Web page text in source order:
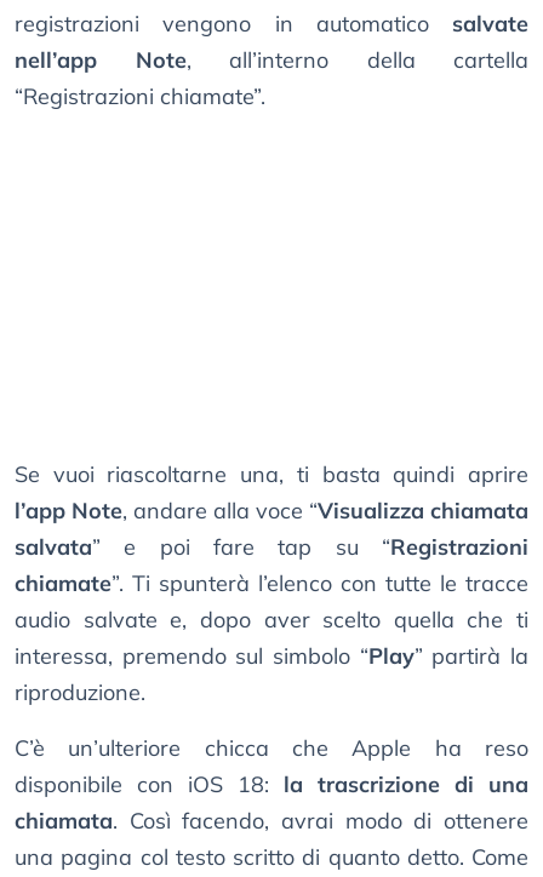
registrazioni vengono in automatico salvate
nell’app Note, all’interno della cartella
“Registrazioni chiamate”.
Se vuoi riascoltarne una, ti basta quindi aprire
l’app Note, andare alla voce “Visualizza chiamata
salvata” e poi fare tap su “Registrazioni
chiamate”. Ti spunterà l’elenco con tutte le tracce
audio salvate e, dopo aver scelto quella che ti
interessa, premendo sul simbolo “Play” partirà la
riproduzione.
C’è un’ulteriore chicca che Apple ha reso
disponibile con iOS 18: la trascrizione di una
chiamata. Così facendo, avrai modo di ottenere
una pagina col testo scritto di quanto detto. Come